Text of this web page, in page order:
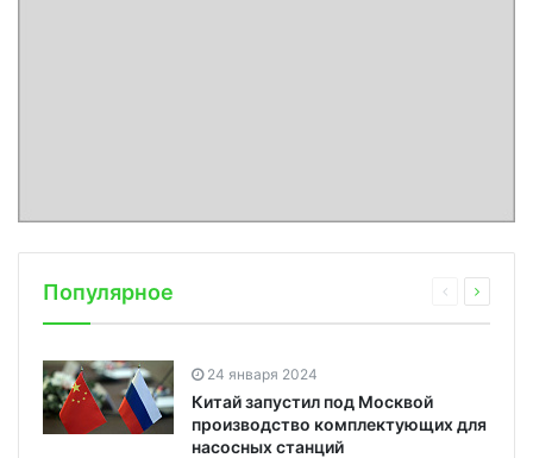
Популярное
24 января 2024
Китай запустил под Москвой
производство комплектующих для
насосных станций